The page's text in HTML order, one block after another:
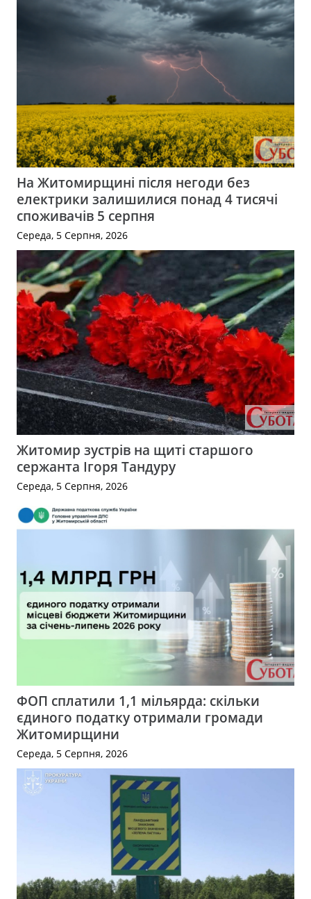
На Житомирщині після негоди без
електрики залишилися понад 4 тисячі
споживачів 5 серпня
Середа, 5 Серпня, 2026
Житомир зустрів на щиті старшого
сержанта Ігоря Тандуру
Середа, 5 Серпня, 2026
ФОП сплатили 1,1 мільярда: скільки
єдиного податку отримали громади
Житомирщини
Середа, 5 Серпня, 2026